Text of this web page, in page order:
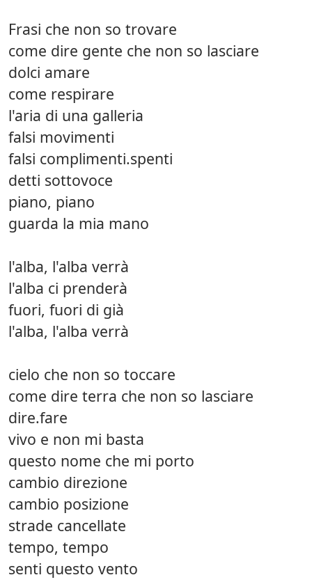
Frasi che non so trovare
come dire gente che non so lasciare
dolci amare
come respirare
l'aria di una galleria
falsi movimenti
falsi complimenti.spenti
detti sottovoce
piano, piano
guarda la mia mano
l'alba, l'alba verrà
l'alba ci prenderà
fuori, fuori di già
l'alba, l'alba verrà
cielo che non so toccare
come dire terra che non so lasciare
dire.fare
vivo e non mi basta
questo nome che mi porto
cambio direzione
cambio posizione
strade cancellate
tempo, tempo
senti questo vento